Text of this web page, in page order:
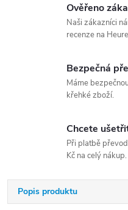
Ověřeno
Naši zákazníci
recenze na
Bezpečná
Máme
křehké zboží.
Chcete
Při platbě
Kč na celý nákup.
Popis produktu